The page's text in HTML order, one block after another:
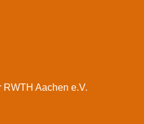
RWTH Aachen e.V.